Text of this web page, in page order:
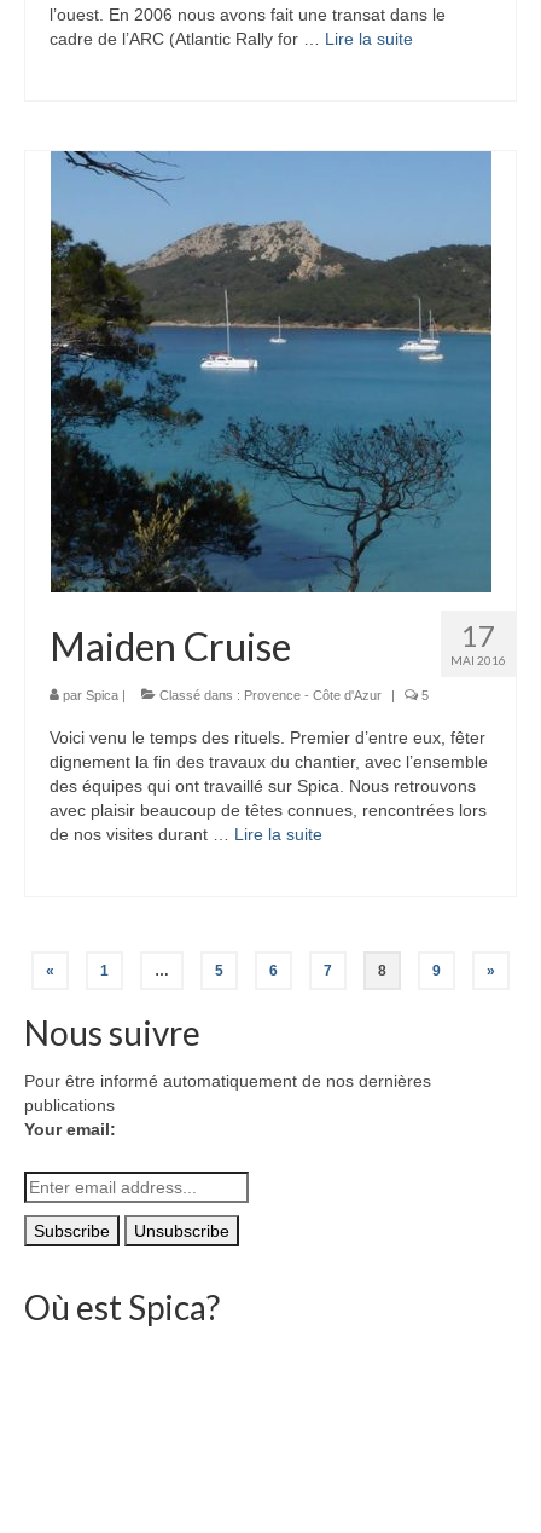
l’ouest. En 2006 nous avons fait une transat dans le
cadre de l’ARC (Atlantic Rally for … Lire la suite­­
17
MAI 2016
Maiden Cruise
par Spica | Classé dans : Provence - Côte d'Azur | 5
Voici venu le temps des rituels. Premier d’entre eux, fêter
dignement la fin des travaux du chantier, avec l’ensemble
des équipes qui ont travaillé sur Spica. Nous retrouvons
avec plaisir beaucoup de têtes connues, rencontrées lors
de nos visites durant … Lire la suite­­
Navigation
des
articles
« 1 … 5 6 7 8 9 »
Nous suivre
Pour être informé automatiquement de nos dernières
publications
Your email:
Où est Spica?